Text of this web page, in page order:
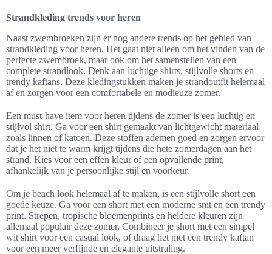
Strandkleding trends voor heren
Naast zwembroeken zijn er nog andere trends op het gebied van
strandkleding voor heren. Het gaat niet alleen om het vinden van de
perfecte zwembroek, maar ook om het samenstellen van een
complete strandlook. Denk aan luchtige shirts, stijlvolle shorts en
trendy kaftans. Deze kledingstukken maken je strandoutfit helemaal
af en zorgen voor een comfortabele en modieuze zomer.
Een must-have item voor heren tijdens de zomer is een luchtig en
stijlvol shirt. Ga voor een shirt gemaakt van lichtgewicht materiaal
zoals linnen of katoen. Deze stoffen ademen goed en zorgen ervoor
dat je het niet te warm krijgt tijdens die hete zomerdagen aan het
strand. Kies voor een effen kleur of een opvallende print,
afhankelijk van je persoonlijke stijl en voorkeur.
Om je beach look helemaal af te maken, is een stijlvolle short een
goede keuze. Ga voor een short met een moderne snit en een trendy
print. Strepen, tropische bloemenprints en heldere kleuren zijn
allemaal populair deze zomer. Combineer je short met een simpel
wit shirt voor een casual look, of draag het met een trendy kaftan
voor een meer verfijnde en elegante uitstraling.